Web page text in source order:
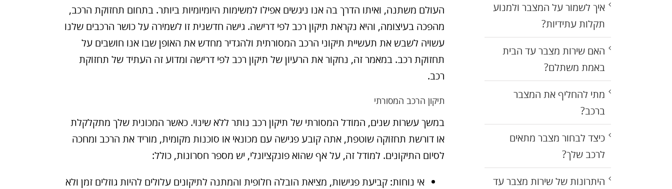
העולם משתנה, ואיתו הדרך בה אנו ניגשים אפילו למשימות היומיומיות ביותר. בתחום תחזוקת הרכב,
מהפכה בעיצומה, והיא נקראת תיקון רכב לפי דרישה. גישה חדשנית זו לשמירה על כושר הרכבים שלנו
עשויה לשבש את תעשיית תיקוני הרכב המסורתית ולהגדיר מחדש את האופן שבו אנו חושבים על
תחזוקת רכב. במאמר זה, נחקור את הרעיון של תיקון רכב לפי דרישה ומדוע זה העתיד של תחזוקת
רכב.
תיקון הרכב המסורתי
במשך עשרות שנים, המודל המסורתי של תיקון רכב נותר ללא שינוי. כאשר המכונית שלך מתקלקלת
או דורשת תחזוקה שוטפת, אתה קובע פגישה עם מכונאי או סוכנות מקומית, מוריד את הרכב ומחכה
לסיום התיקונים. למודל זה, על אף שהוא פונקציונלי, יש מספר חסרונות, כולל:
אי נוחות: קביעת פגישות, מציאת הובלה חלופית והמתנה לתיקונים עלולים להיות גוזלים זמן ולא
איך לשמור על המצבר ולמנוע
תקלות עתידיות?
האם שירות מצבר עד הבית
באמת משתלם?
מתי להחליף את המצבר
ברכב?
כיצד לבחור מצבר מתאים
לרכב שלך?
היתרונות של שירות מצבר עד